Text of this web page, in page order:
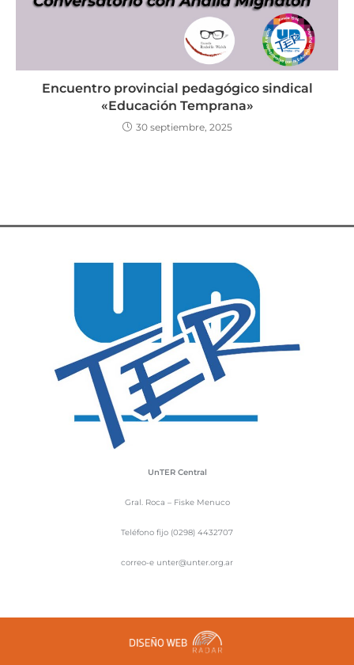
Encuentro provincial pedagógico sindical
«Educación Temprana»
30 septiembre, 2025
UnTER Central
Gral. Roca – Fiske Menuco
Teléfono fijo (0298) 4432707
correo-e unter@unter.org.ar